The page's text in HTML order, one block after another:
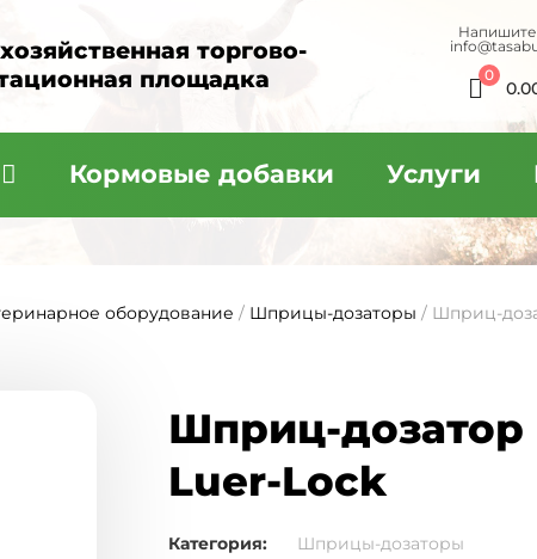
торгово-
площадка
0
Кормовые добавки Услуги
оборудование / Шприцы-дозаторы / Шприц-
Шприц-дозатор
Luer-Lock
Категория: Шприцы-дозаторы